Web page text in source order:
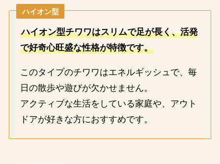
ハイオン型
ハイオン型チワワはスリムで足が長く、活発
で好奇心旺盛な性格が特徴です。
このタイプのチワワはエネルギッシュで、毎
日の散歩や遊びが欠かせません。
アクティブな生活をしている家庭や、アウト
ドアが好きな方におすすめです。